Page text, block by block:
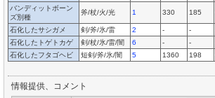
バンディットボーン
ズ別種
斧/杖/火/光 1 330 185
石化したサシガメ 剣/斧/氷/雷 2 - -
石化したトゲトカゲ
剣/杖/氷/雷/闇 6 - -
石化したフタゴヘビ
短剣/斧/氷/闇 5 1360 198
情報提供、コメント